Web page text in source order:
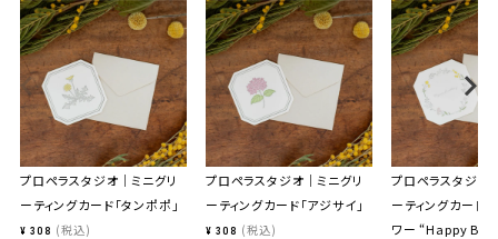
プロペラスタジオ｜ミニグリ
ーティングカード「タンポポ」
¥ 308 税込
プロペラスタジオ｜ミニグリ
ーティングカード「アジサイ」
¥ 308 税込
プロペラスタジオ
ーティングカード
ワー “Happy